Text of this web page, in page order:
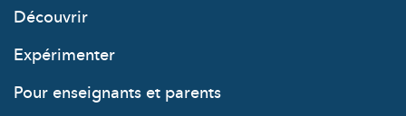
Découvrir
Expérimenter
Pour enseignants et parents